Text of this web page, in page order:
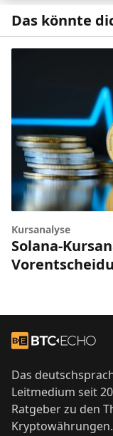
Das könnte
Kursanalyse
Solana-
Zur Startseite
Das
Leitmedium seit
Ratgeber zu den
Kryptowährungen.